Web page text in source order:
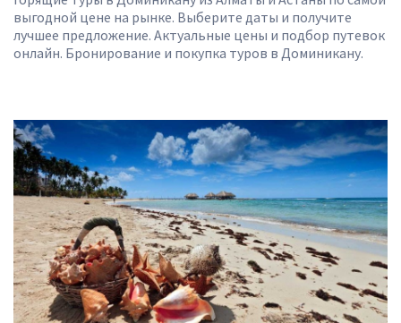
выгодной цене на рынке. Выберите даты и получите
лучшее предложение. Актуальные цены и подбор путевок
онлайн. Бронирование и покупка туров в Доминикану.